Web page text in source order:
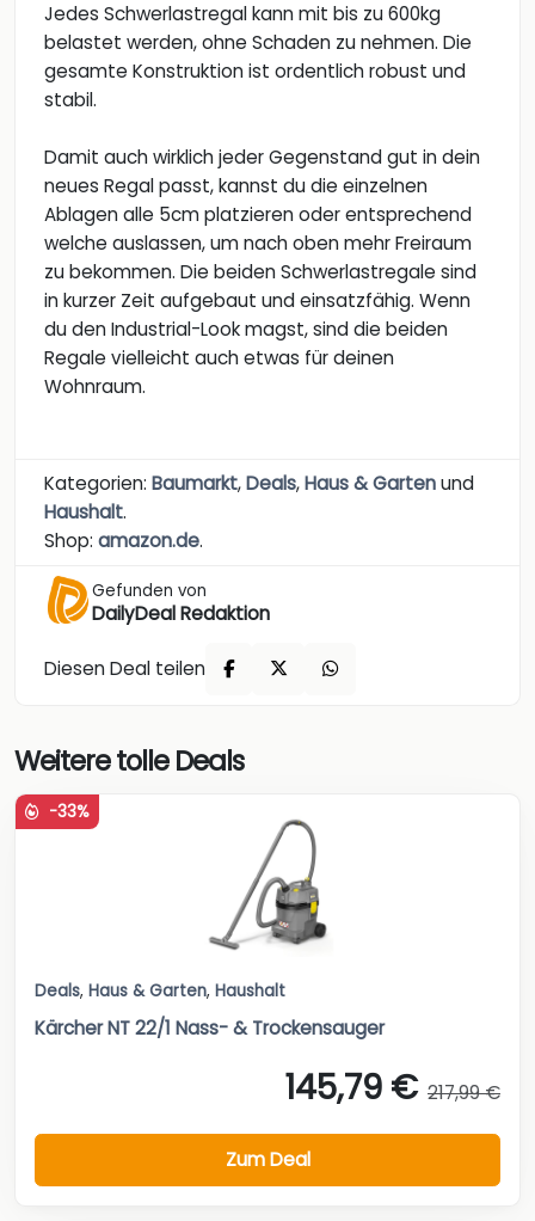
Jedes Schwerlastregal kann mit bis zu 600kg
belastet werden, ohne Schaden zu nehmen. Die
gesamte Konstruktion ist ordentlich robust und
stabil.
Damit auch wirklich jeder Gegenstand gut in dein
neues Regal passt, kannst du die einzelnen
Ablagen alle 5cm platzieren oder entsprechend
welche auslassen, um nach oben mehr Freiraum
zu bekommen. Die beiden Schwerlastregale sind
in kurzer Zeit aufgebaut und einsatzfähig. Wenn
du den Industrial-Look magst, sind die beiden
Regale vielleicht auch etwas für deinen
Wohnraum.
Kategorien: Baumarkt,Deals,Haus & Gartenund
Haushalt.
Shop: amazon.de.
Gefunden von
DailyDeal Redaktion
Diesen Deal teilen
Weitere tolle Deals
-33%
Deals, Haus & Garten, Haushalt
Kärcher NT 22/1 Nass- & Trockensauger
145,79 € 217,99 €
Zum Deal